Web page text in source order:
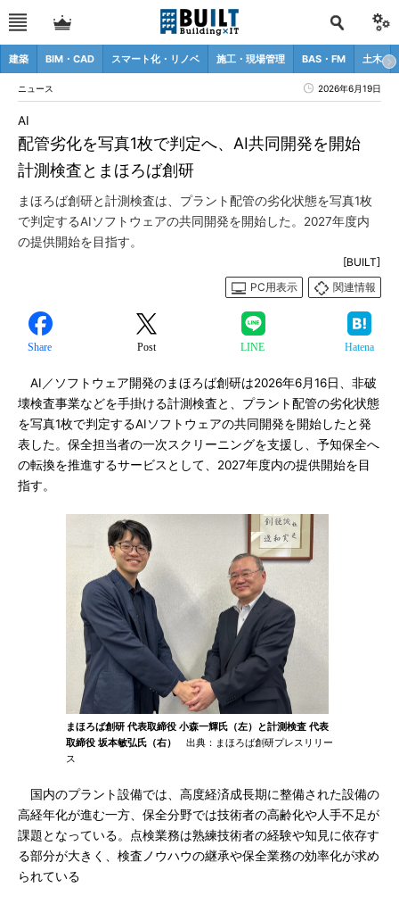
建築 BIM・CAD スマート化・リノベ 施工・現場管理 BAS・FM 土木
ニュース 2026年6月19日
配管劣化を写真1枚で判定へ、AI共同開発を開始
計測検査とまほろば創研
AI
まほろば創研と計測検査は、プラント配管の劣化状態を写真1枚
で判定するAIソフトウェアの共同開発を開始した。2027年度内
の提供開始を目指す。
[BUILT]
PC用表示
関連情報
Share Post LINE Hatena
AI／ソフトウェア開発のまほろば創研は2026年6月16日、非破
壊検査事業などを手掛ける計測検査と、プラント配管の劣化状態
を写真1枚で判定するAIソフトウェアの共同開発を開始したと発
表した。保全担当者の一次スクリーニングを支援し、予知保全へ
の転換を推進するサービスとして、2027年度内の提供開始を目
指す。
まほろば創研 代表取締役 小森一輝氏（左）と計測検査 代表
取締役 坂本敏弘氏（右）
出典：まほろば創研プレスリリー
ス
国内のプラント設備では、高度経済成長期に整備された設備の
高経年化が進む一方、保全分野では技術者の高齢化や人手不足が
課題となっている。点検業務は熟練技術者の経験や知見に依存す
る部分が大きく、検査ノウハウの継承や保全業務の効率化が求め
られている